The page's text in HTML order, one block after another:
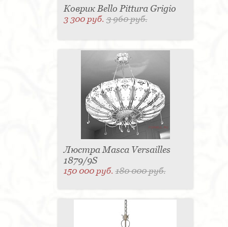
Коврик Bello Pittura Grigio
3 300 руб.3 960 руб.
Люстра Masca Versailles
1879/9S
150 000 руб.180 000 руб.